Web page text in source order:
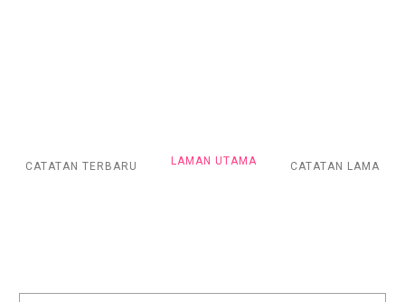
CATATAN TERBARU CATATAN LAMA
LAMAN UTAMA